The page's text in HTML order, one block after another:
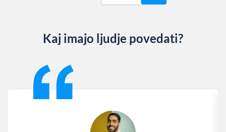
Kaj imajo ljudje povedati?